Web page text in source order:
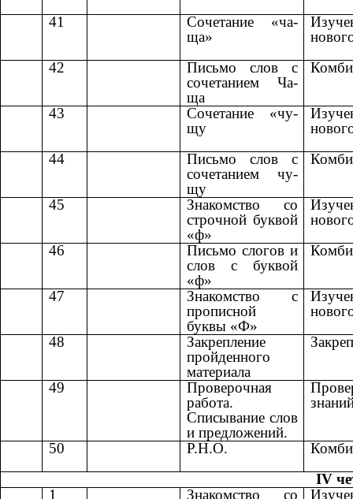
41
Сочетание «ча-
ща»
42
Письмо слов с
сочетанием Ча-
ща
43
Сочетание «чу-
щу
44
Письмо слов с
сочетанием чу-
щу
45
Знакомство со
строчной буквой
«ф»
46
Письмо слогов и
слов с буквой
«ф»
47
Знакомство с
прописной
буквы «Ф»
48
Закрепление
пройденного
материала
49
Проверочная
работа.
Списывание слов
и предложений.
50 Р.Н.О.
IV
1
Знакомство со